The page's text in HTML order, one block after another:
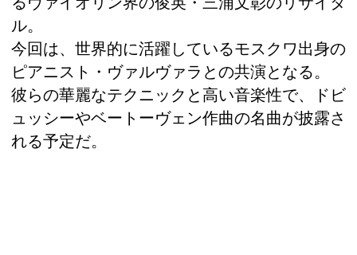
ル。
今回は、世界的に活躍しているモスクワ出身の
ピアニスト・ヴァルヴァラとの共演となる。
彼らの華麗なテクニックと高い音楽性で、ドビ
ュッシーやベートーヴェン作曲の名曲が披露さ
れる予定だ。